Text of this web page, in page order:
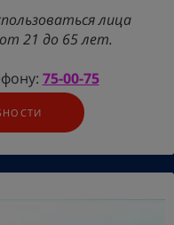
лица
21 до 65 лет.
75-00-75